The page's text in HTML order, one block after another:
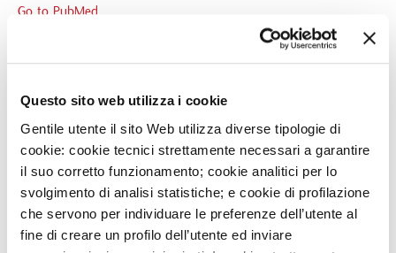
Questo sito web utilizza i cookie
Gentile utente il sito Web utilizza diverse tipologie di
cookie: cookie tecnici strettamente necessari a garantire
il suo corretto funzionamento; cookie analitici per lo
svolgimento di analisi statistiche; e cookie di profilazione
che servono per individuare le preferenze dell’utente al
fine di creare un profilo dell’utente ed inviare
Go to PubMed
16 FEB
DISCOVER MONZINO' TRAINING SEASON 2020 IN
CARDIOVASCULAR IMAGING
29 MAR